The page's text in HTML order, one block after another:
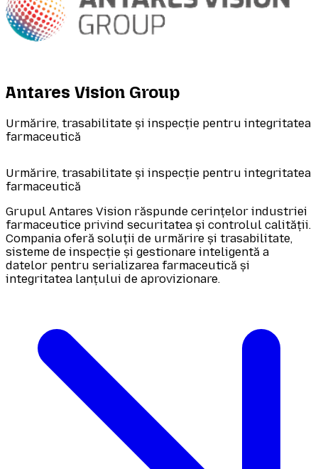
Antares Vision Group
Urmărire, trasabilitate și inspecție pentru integritatea
farmaceutică
Urmărire, trasabilitate și inspecție pentru integritatea
farmaceutică
Grupul Antares Vision răspunde cerințelor industriei
farmaceutice privind securitatea și controlul calității.
Compania oferă soluții de urmărire și trasabilitate,
sisteme de inspecție și gestionare inteligentă a
datelor pentru serializarea farmaceutică și
integritatea lanțului de aprovizionare.